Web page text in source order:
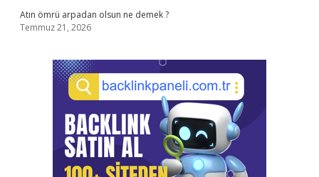
Atın ömrü arpadan olsun ne demek ?
Temmuz 21, 2026